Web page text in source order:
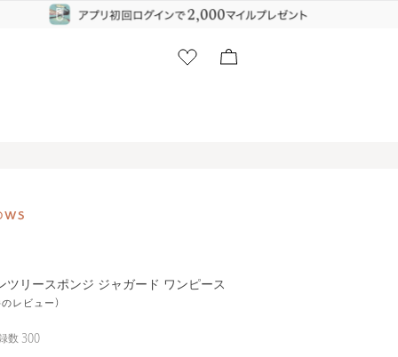
ツリースポンジ ジャガード ワンピース
レビュー)
数 300